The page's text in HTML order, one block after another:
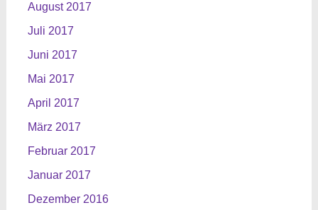
August 2017
Juli 2017
Juni 2017
Mai 2017
April 2017
März 2017
Februar 2017
Januar 2017
Dezember 2016